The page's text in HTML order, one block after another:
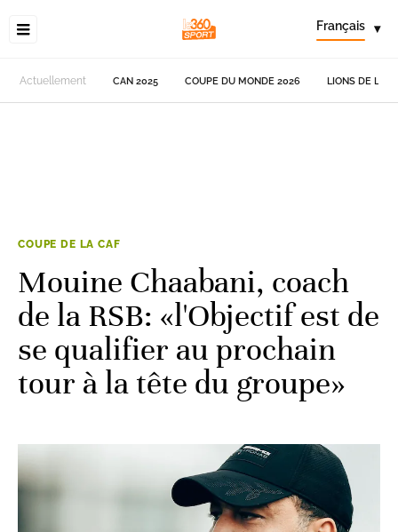
Français ▾
Actuellement CAN 2025 COUPE DU MONDE 2026 LIONS DE
COUPE DE LA CAF
Mouine Chaabani, coach
de la RSB: «l'Objectif est de
se qualifier au prochain
tour à la tête du groupe»